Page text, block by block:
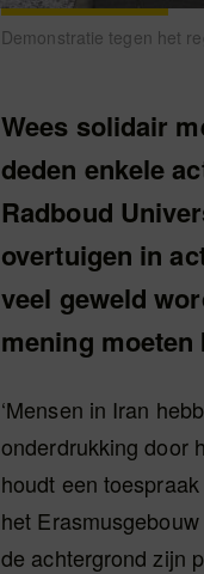
Demonstratie tegen het
Wees solidair
deden enkele
Radboud
overtuigen in
veel geweld
mening moeten
‘Mensen in Iran
onderdrukking door
houdt een
het
de achtergrond zijn